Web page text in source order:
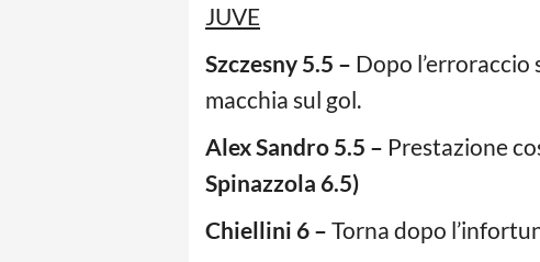
JUVE
Szczesny 5.5 – Dopo
macchia sul gol.
Alex Sandro 5.5 – Prestazione
Spinazzola 6.5)
Chiellini 6 – Torna dopo